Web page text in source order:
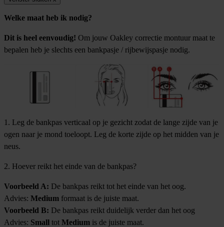
Welke maat heb ik nodig?
Dit is heel eenvoudig! Om jouw Oakley correctie montuur maat te
bepalen heb je slechts een bankpasje / rijbewijspasje nodig.
1. Leg de bankpas verticaal op je gezicht zodat de lange zijde van je
ogen naar je mond toeloopt. Leg de korte zijde op het midden van je
neus.
2. Hoever reikt het einde van de bankpas?
Voorbeeld A: De bankpas reikt tot het einde van het oog.
Advies: Medium formaat is de juiste maat.
Voorbeeld B: De bankpas reikt duidelijk verder dan het oog
Advies: Small tot Medium is de juiste maat.